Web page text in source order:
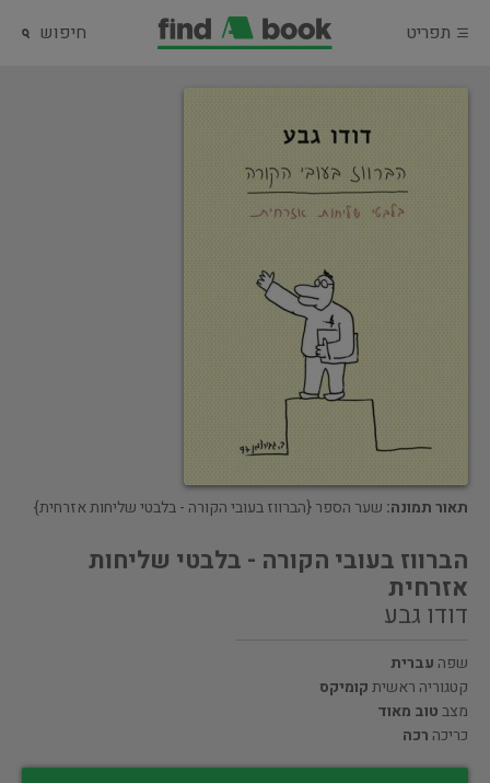
תפריט חיפוש
תאור תמונה: שער הספר {הברווז בעובי הקורה - בלבטי שליחות אזרחית}
הברווז בעובי הקורה - בלבטי שליחות
אזרחית
דודו גבע
שפה עברית
קטגוריה ראשיתקומיקס
מצבטוב מאוד
כריכה רכה